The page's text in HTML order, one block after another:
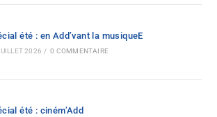
été : en Add’vant la musiqueE
2026 / 0 COMMENTAIRE
été : ciném’Add